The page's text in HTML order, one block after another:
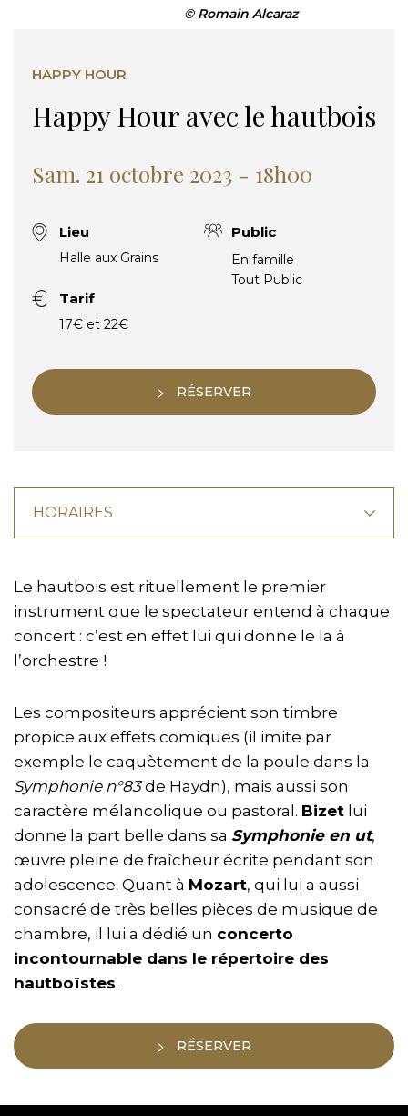
© Romain Alcaraz
Happy Hour avec le hautbois
HAPPY HOUR
Sam. 21 octobre 2023 - 18h00
Lieu
Halle aux Grains
Public
En famille
Tout Public
Tarif
17€ et 22€
RÉSERVER
HORAIRES
Le hautbois est rituellement le premier
instrument que le spectateur entend à chaque
concert : c’est en effet lui qui donne le la à
l’orchestre !
Les compositeurs apprécient son timbre
propice aux effets comiques (il imite par
exemple le caquètement de la poule dans la
Symphonie n°83de Haydn), mais aussi son
caractère mélancolique ou pastoral. Bizet lui
donne la part belle dans sa Symphonie en ut,
œuvre pleine de fraîcheur écrite pendant son
adolescence. Quant à Mozart, qui lui a aussi
consacré de très belles pièces de musique de
chambre, il lui a dédié un concerto
incontournable dans le répertoire des
hautboïstes.
RÉSERVER